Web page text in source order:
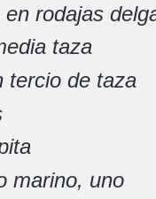
rodajas
taza
tercio de taza
marino, uno